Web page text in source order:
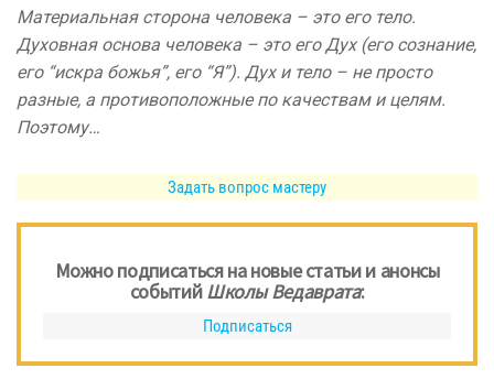
Материальная сторона человека – это его тело.
Духовная основа человека – это его Дух (его сознание,
его “искра божья”, его “Я”). Дух и тело – не просто
разные, а противоположные по качествам и целям.
Поэтому…
Задать вопрос мастеру
Можно подписаться на новые статьи и анонсы
событийШколы Ведаврата:
Подписаться